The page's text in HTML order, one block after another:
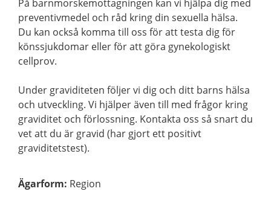
På barnmorskemottagningen kan vi hjälpa dig med
preventivmedel och råd kring din sexuella hälsa.
Du kan också komma till oss för att testa dig för
könssjukdomar eller för att göra gynekologiskt
cellprov.
Under graviditeten följer vi dig och ditt barns hälsa
och utveckling. Vi hjälper även till med frågor kring
graviditet och förlossning. Kontakta oss så snart du
vet att du är gravid (har gjort ett positivt
graviditetstest).
Ägarform: Region